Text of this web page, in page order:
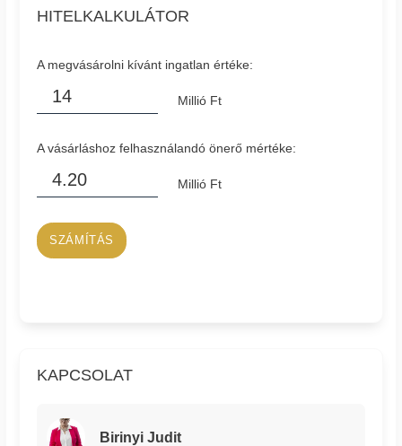
HITELKALKULÁTOR
A megvásárolni kívánt ingatlan értéke:
Millió Ft
A vásárláshoz felhasználandó önerő mértéke:
Millió Ft
SZÁMÍTÁS
KAPCSOLAT
Birinyi Judit